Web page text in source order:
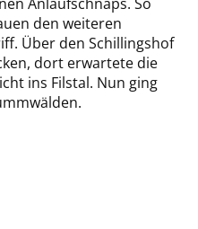
den weiteren
Über den Schillingshof
dort erwartete die
ins Filstal. Nun ging